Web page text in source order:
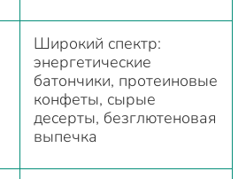
Широкий спектр:
энергетические
батончики, протеиновые
конфеты, сырые
десерты, безглютеновая
выпечка